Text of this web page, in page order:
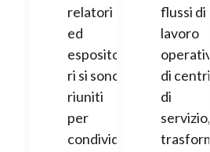
relatori
ed
esposito
ri si sono
riuniti
per
condivid
flussi di
lavoro
operativi
di centri
di
servizio,
trasform